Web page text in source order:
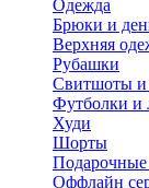
Одежда
Брюки и
Верхняя
Рубашки
Свитшоты и
Футболки и
Худи
Шорты
Оффлайн